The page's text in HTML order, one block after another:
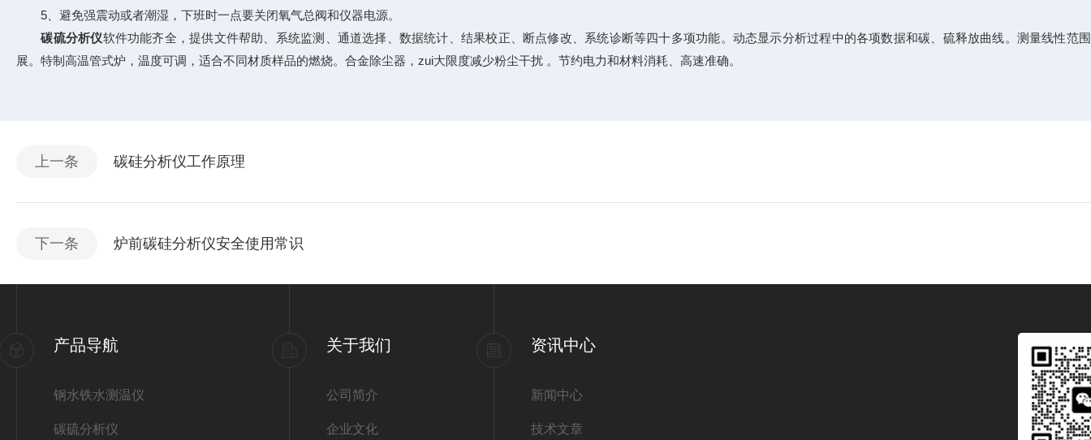
5、避免强震动或者潮湿，下班时一点要关闭氧气总阀和仪器电源。
碳硫分析仪软件功能齐全，提供文件帮助、系统监测、通道选择、数据统计、结果校正、断点修改、系统诊断等四十多项功能。动态显示分析过程中的各项数据和碳、硫释放曲线。测量线性范
展。特制高温管式炉，温度可调，适合不同材质样品的燃烧。合金除尘器，zui大限度减少粉尘干扰 。节约电力和材料消耗、高速准确。
上一条 碳硅分析仪工作原理
下一条 炉前碳硅分析仪安全使用常识
产品导航
钢水铁水测温仪
碳硫分析仪
关于我们
公司简介
企业文化
资讯中心
新闻中心
技术文章